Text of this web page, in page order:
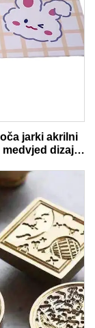
jarki akrilni
dizajn